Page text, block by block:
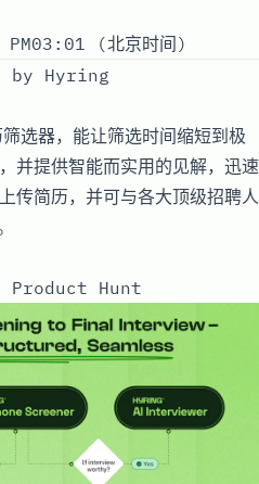
PM03:01 (北京时间)
by Hyring
器，能让筛选时间缩短到极
并提供智能而实用的见解，迅速
传简历，并可与各大顶级招聘人
Product Hunt